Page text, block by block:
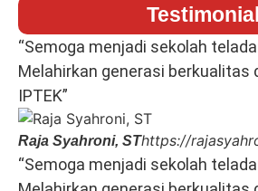
Testimonial
“Semoga menjadi sekolah
Melahirkan generasi berkualitas
IPTEK”
Raja Syahroni, SThttps://
“Semoga menjadi sekolah